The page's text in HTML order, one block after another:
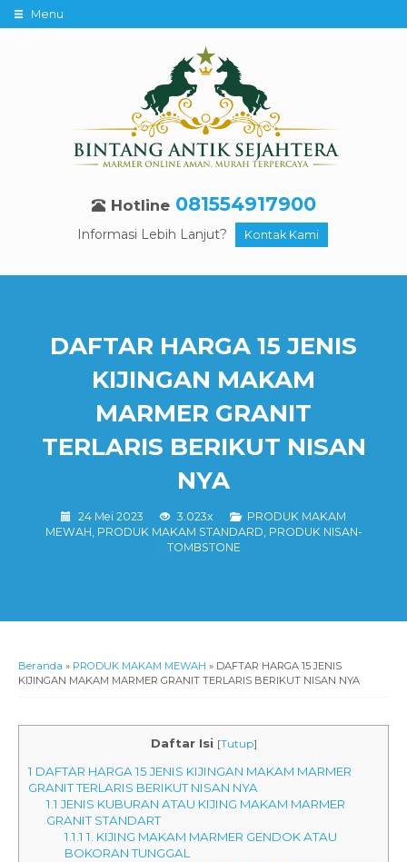
Menu
Hotline 081554917900
Informasi Lebih Lanjut? Kontak Kami
DAFTAR HARGA 15 JENIS
KIJINGAN MAKAM
MARMER GRANIT
TERLARIS BERIKUT NISAN
NYA
24 Mei 2023 3.023x
PRODUK MAKAM
MEWAH, PRODUK MAKAM STANDARD, PRODUK NISAN-
TOMBSTONE
Beranda » PRODUK MAKAM MEWAH » DAFTAR HARGA 15 JENIS
KIJINGAN MAKAM MARMER GRANIT TERLARIS BERIKUT NISAN NYA
Daftar Isi [Tutup]
1 DAFTAR HARGA 15 JENIS KIJINGAN MAKAM MARMER
GRANIT TERLARIS BERIKUT NISAN NYA
1.1 JENIS KUBURAN ATAU KIJING MAKAM MARMER
GRANIT STANDART
1.1.1 1. KIJING MAKAM MARMER GENDOK ATAU
BOKORAN TUNGGAL